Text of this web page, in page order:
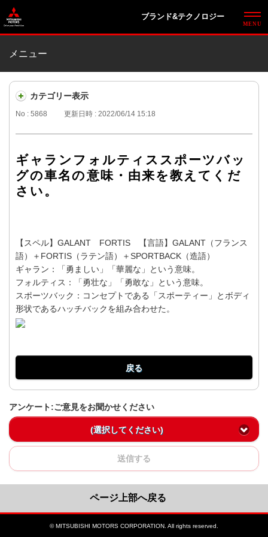
ブランド&テクノロジー
メニュー
カテゴリー表示
No : 5868 更新日時 : 2022/06/14 15:18
ギャランフォルティススポーツバッ
グの車名の意味・由来を教えてくだ
さい。
【スペル】GALANT FORTIS 【言語】GALANT（フランス
語）＋FORTIS（ラテン語）＋SPORTBACK（造語）
ギャラン：「勇ましい」「華麗な」という意味。
フォルティス：「勇壮な」「勇敢な」という意味。
スポーツバック：コンセプトである「スポーティー」とボディ
形状であるハッチバックを組み合わせた。
戻る
アンケート:ご意見をお聞かせください
(選択してください)
送信する
ページ上部へ戻る
© MITSUBISHI MOTORS CORPORATION. All rights reserved.